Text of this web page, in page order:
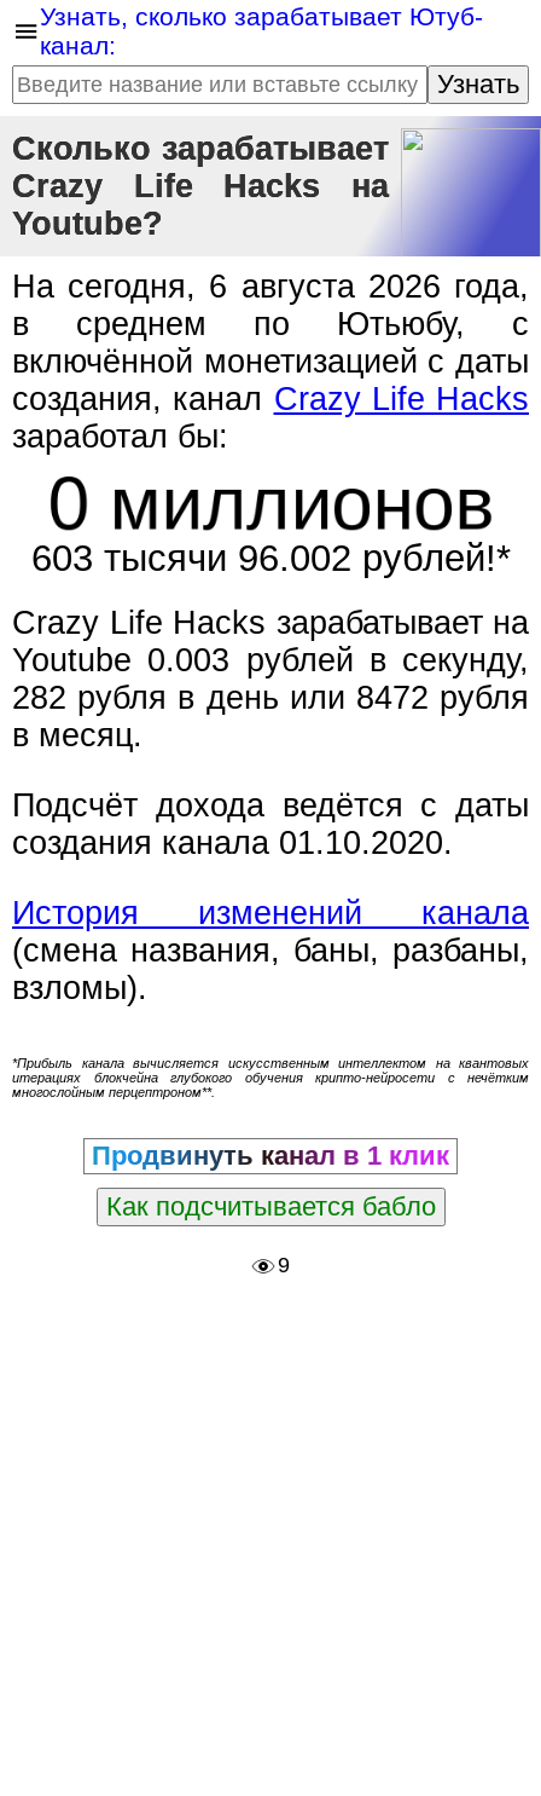
Узнать, сколько зарабатывает Ютуб-
канал:
Узнать
Сколько зарабатывает
Crazy Life Hacks на
Youtube?
На сегодня, 6 августа 2026 года,
в среднем по Ютьюбу, с
включённой монетизацией с даты
создания, канал Crazy Life Hacks
заработал бы:
0 миллионов
603 тысячи 96.003 рублей!*
Crazy Life Hacks зарабатывает на
Youtube 0.003 рублей в секунду,
282 рубля в день или 8472 рубля
в месяц.
Подсчёт дохода ведётся с даты
создания канала 01.10.2020.
История изменений канала
(смена названия, баны, разбаны,
взломы).
*Прибыль канала вычисляется искусственным интеллектом на квантовых
итерациях блокчейна глубокого обучения крипто-нейросети с нечётким
многослойным перцептроном**.
Продвинуть канал в 1 клик
Как подсчитывается бабло
9